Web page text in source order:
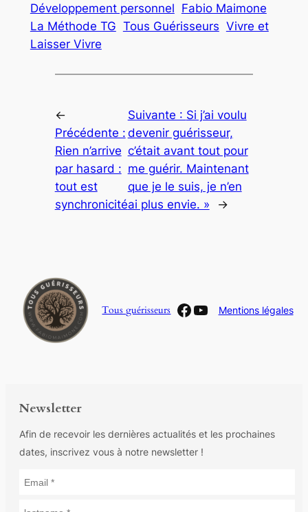
Développement personnel Fabio Maimone
La Méthode TG Tous Guérisseurs Vivre et
Laisser Vivre
←
Précédente :
Rien n’arrive
par hasard :
tout est
synchronicité
Suivante : Si j’ai voulu
devenir guérisseur,
c’était avant tout pour
me guérir. Maintenant
que je le suis, je n’en
ai plus envie. »
→
Tous guérisseurs Facebook
YouTube
Mentions légales
Newsletter
Afin de recevoir les dernières actualités et les prochaines
dates, inscrivez vous à notre newsletter !